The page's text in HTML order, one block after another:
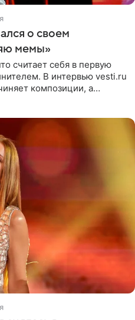
о своем
мемы»
считает себя в первую
В интервью vesti.ru
композиции, а